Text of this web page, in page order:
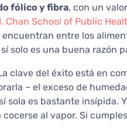
fólico y fibra, con un
Chan School of Public
entre los
solo es una buena razón
clave del éxito está en
– el exceso de
sola es bastante insípida.
al vapor. Si